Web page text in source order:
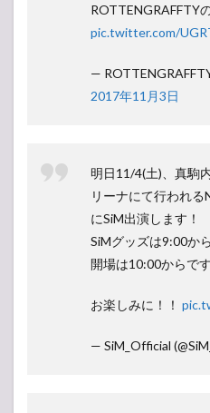
ROTTENGRAFFTY
pic.twitter.com/
—
2017年11月3日
明日11/4(土)、真駒
リーナにて行われる
にSiM出演します！
SiMグッズは9:00か
開場は10:00からです
お楽しみに！！
— SiM_Official